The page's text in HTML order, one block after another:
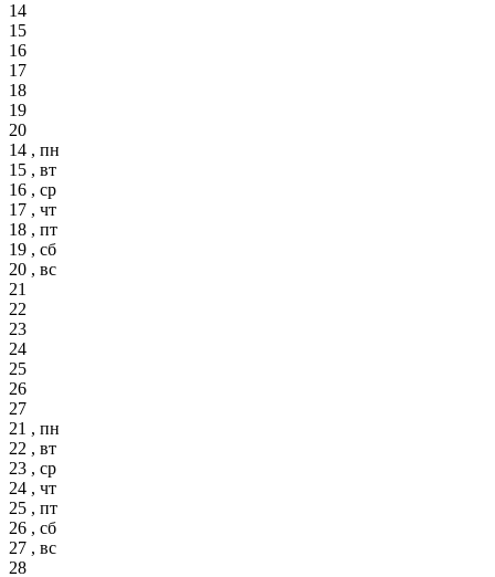
14
15
16
17
18
19
20
14 , пн
15 , вт
16 , ср
17 , чт
18 , пт
19 , сб
20 , вс
21
22
23
24
25
26
27
21 , пн
22 , вт
23 , ср
24 , чт
25 , пт
26 , сб
27 , вс
28